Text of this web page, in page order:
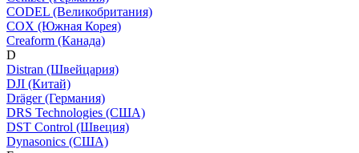
CODEL (Великобритания)
COX (Южная Корея)
Creaform (Канада)
D
Distran (Швейцария)
DJI (Китай)
Dräger (Германия)
DRS Technologies (США)
DST Control (Швеция)
Dynasonics (США)